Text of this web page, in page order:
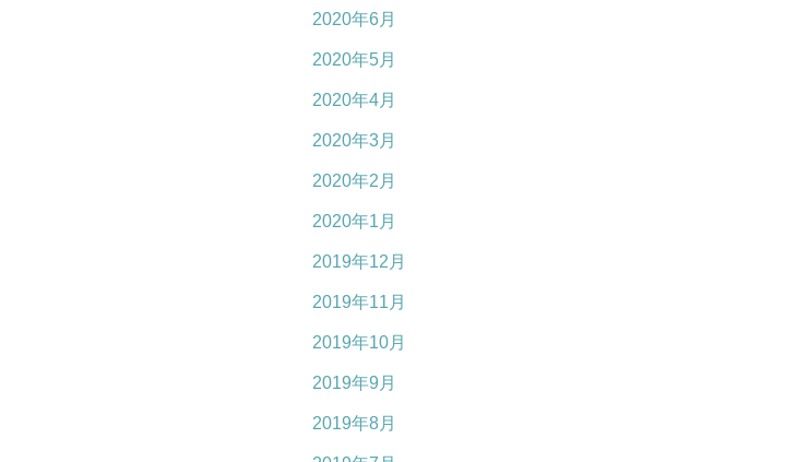
2020年6月
2020年5月
2020年4月
2020年3月
2020年2月
2020年1月
2019年12月
2019年11月
2019年10月
2019年9月
2019年8月